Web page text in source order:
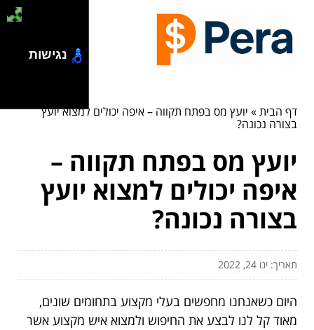
דף הבית» יועץ מס בפתח תקווה – איפה יכולים למצוא יועץ
בצורה נכונה?
יועץ מס בפתח תקווה –
איפה יכולים למצוא יועץ
בצורה נכונה?
תאריך: ינו 24, 2022
היום כשאנחנו מחפשים בעלי מקצוע בתחומים שונים,
מאוד קל לנו לבצע את החיפוש ולמצוא איש מקצוע אשר
נגישות